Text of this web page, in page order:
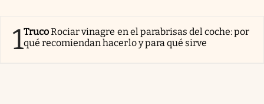
1TrucoRociar vinagre en el parabrisas del coche: por
qué recomiendan hacerlo y para qué sirve